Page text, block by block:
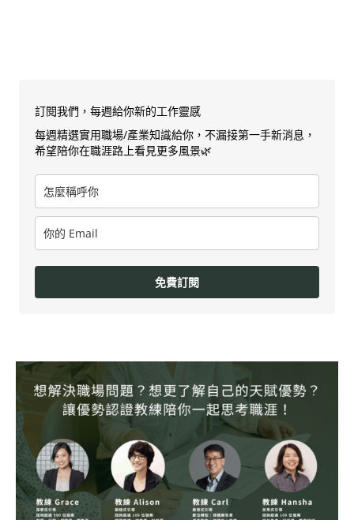
訂閱我們，每週給你新的工作靈感
每週精選實用職場/產業知識給你，不漏接第一手新消息，
希望陪你在職涯路上看見更多風景🌿
免費訂閱